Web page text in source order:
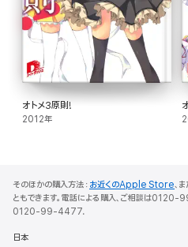
オトメ3原則!
2012年
そのほかの購入方法： お近くのApple Store、
ともできます。電話による購入、ご相談は
0120-99-4477.
日本